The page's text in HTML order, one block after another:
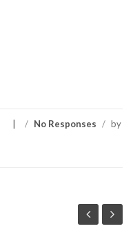
/ No Responses / by